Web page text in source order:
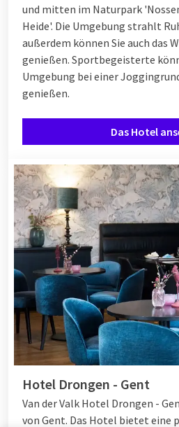
und mitten im Naturpark
Heide'. Die Umgebung strahlt
außerdem können Sie auch das
genießen. Sportbegeisterte
Umgebung bei einer
genießen.
Das Hotel
Hotel Drongen - Gent
Van der Valk Hotel Drongen -
von Gent. Das Hotel bietet eine